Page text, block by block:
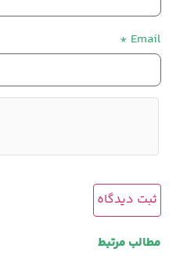
Email
*
مطالب مرتبط